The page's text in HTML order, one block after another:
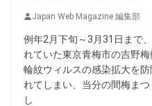
Japan Web Magazine 編集部
例年2月下旬～3月31日まで
れていた東京青梅市の吉野
輪紋ウィルスの感染拡大を
れてしまい、当分の間梅ま
し